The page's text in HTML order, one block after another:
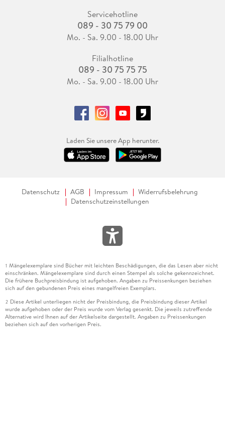
Servicehotline
089 - 30 75 79 00
Mo. - Sa. 9.00 - 18.00 Uhr
Filialhotline
089 - 30 75 75 75
Mo. - Sa. 9.00 - 18.00 Uhr
Laden Sie unsere App herunter.
Datenschutz AGB Impressum
Widerrufsbelehrung
Datenschutzeinstellungen
1 Mängelexemplare sind Bücher mit leichten Beschädigungen, die das Lesen aber nicht
einschränken. Mängelexemplare sind durch einen Stempel als solche gekennzeichnet.
Die frühere Buchpreisbindung ist aufgehoben. Angaben zu Preissenkungen beziehen
sich auf den gebundenen Preis eines mangelfreien Exemplars.
2 Diese Artikel unterliegen nicht der Preisbindung, die Preisbindung dieser Artikel
wurde aufgehoben oder der Preis wurde vom Verlag gesenkt. Die jeweils zutreffende
Alternative wird Ihnen auf der Artikelseite dargestellt. Angaben zu Preissenkungen
beziehen sich auf den vorherigen Preis.